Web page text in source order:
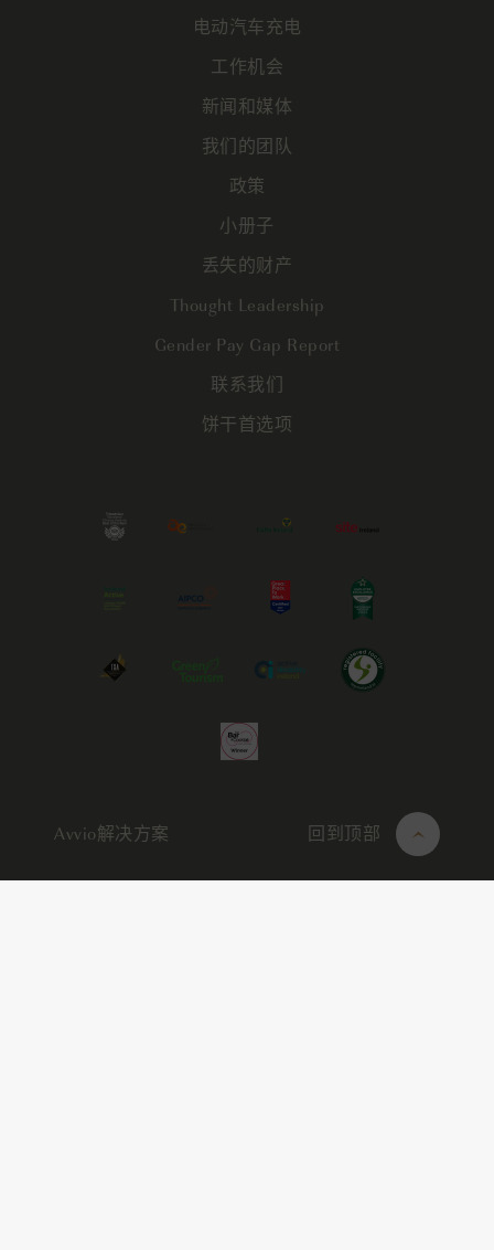
电动汽车充电
工作机会
新闻和媒体
我们的团队
政策
小册子
丢失的财产
Thought Leadership
Gender Pay Gap Report
联系我们
饼干首选项
Avvio解决方案 回到顶部